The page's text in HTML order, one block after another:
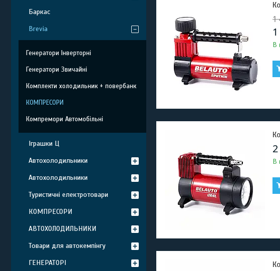
1
В
В
Баркас
Brevia
Генератори Інверторні
Генератори Звичайні
Комплекти холодильник + повербанк
КОМПРЕСОРИ
Компремори Автомобільні
Іграшки Ц
Автохолодильники
Автохолодильники
Туристичні електротовари
КОМПРЕСОРИ
АВТОХОЛОДИЛЬНИКИ
Товари для автокемпінгу
ГЕНЕРАТОРІ